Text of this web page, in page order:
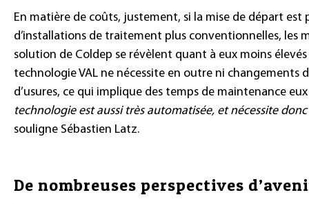
En matière de coûts, justement, si la mise de départ est
d’installations de traitement plus conventionnelles, les
solution de Coldep se révèlent quant à eux moins
technologie VAL ne nécessite en outre ni changements
d’usures, ce qui implique des temps de maintenance
technologie est aussi très automatisée, et nécessite
souligne Sébastien Latz.
De nombreuses perspectives